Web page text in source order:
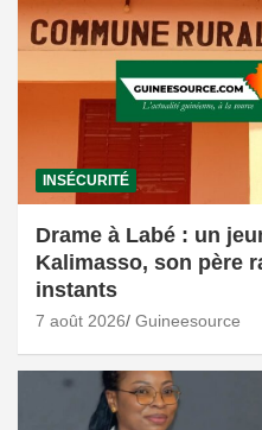
INSÉCURITÉ
Drame à Labé : un
Kalimasso, son père
instants
7 août 2026 Guineesource